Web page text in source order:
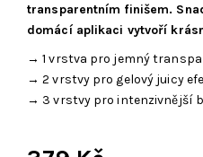
transparentním finišem.
domácí aplikaci vytvoří
→ 1 vrstva pro jemný
→ 2 vrstvy pro gelový juicy
→ 3 vrstvy pro intenzivnější